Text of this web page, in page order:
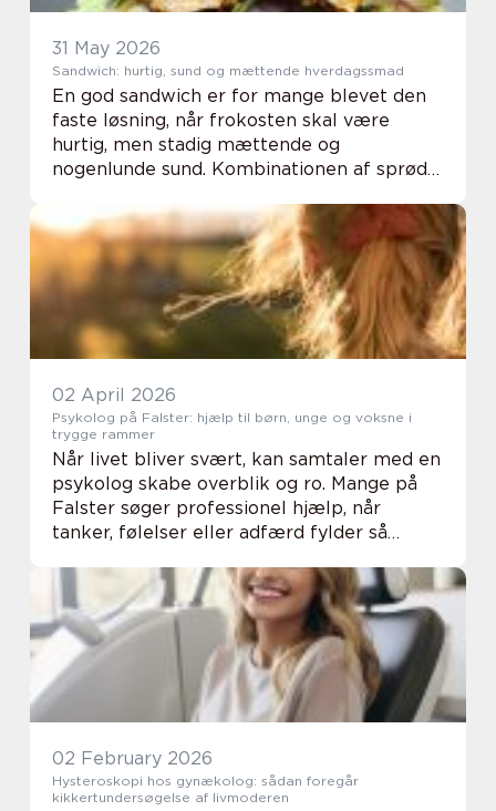
31 May 2026
Sandwich: hurtig, sund og mættende hverdagssmad
En god sandwich er for mange blevet den
faste løsning, når frokosten skal være
hurtig, men stadig mættende og
nogenlunde sund. Kombinationen af sprødt
fyld gø...
02 April 2026
Psykolog på Falster: hjælp til børn, unge og voksne i
trygge rammer
Når livet bliver svært, kan samtaler med en
psykolog skabe overblik og ro. Mange på
Falster søger professionel hjælp, når
tanker, følelser eller adfærd fylder så
02 February 2026
Hysteroskopi hos gynækolog: sådan foregår
kikkertundersøgelse af livmoderen